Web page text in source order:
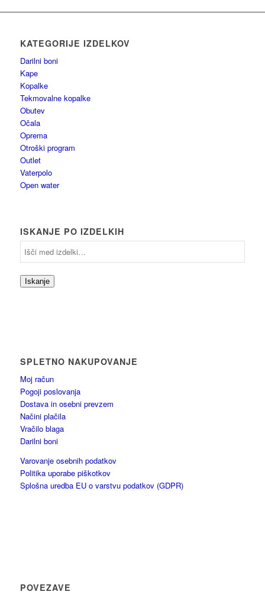
KATEGORIJE IZDELKOV
Darilni boni
Kape
Kopalke
Tekmovalne kopalke
Obutev
Očala
Oprema
Otroški program
Outlet
Vaterpolo
Open water
ISKANJE PO IZDELKIH
Iskanje
SPLETNO NAKUPOVANJE
Moj račun
Pogoji poslovanja
Dostava in osebni prevzem
Načini plačila
Vračilo blaga
Darilni boni
Varovanje osebnih podatkov
Politika uporabe piškotkov
Splošna uredba EU o varstvu podatkov (GDPR)
POVEZAVE